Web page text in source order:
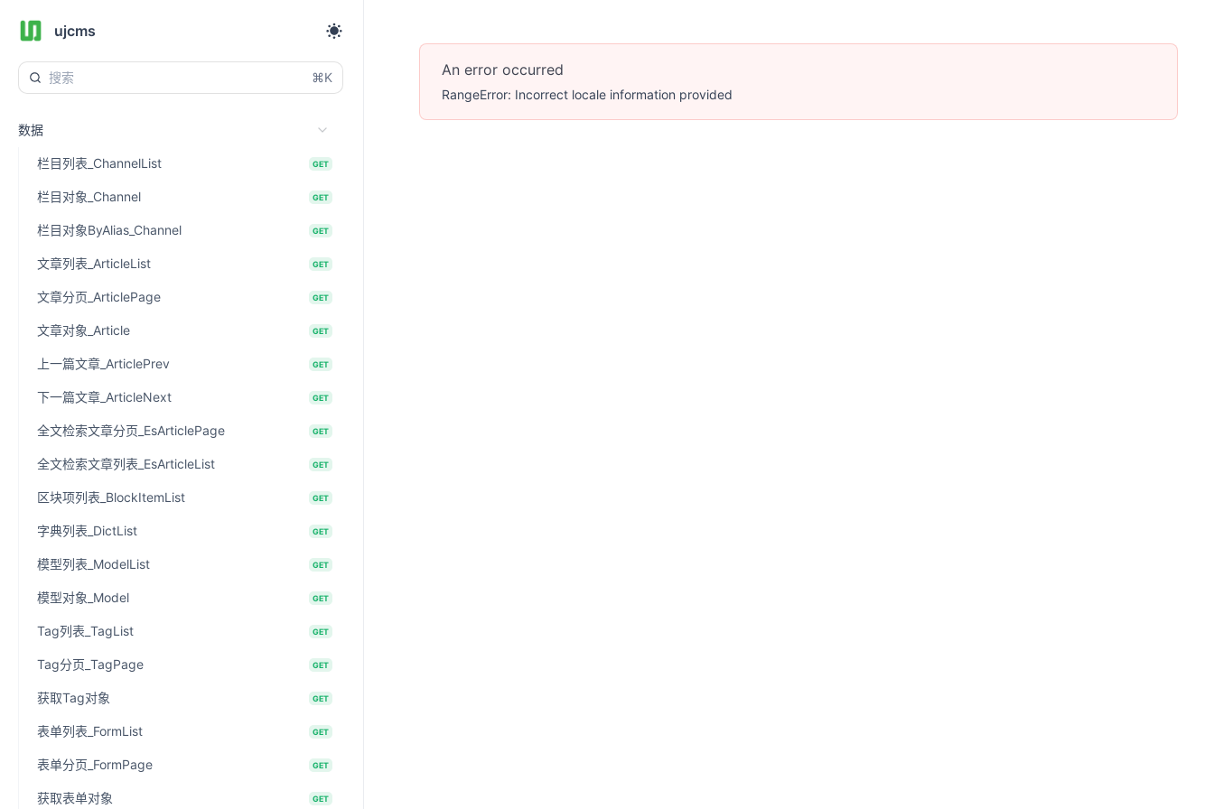
ujcms
⌘K
数据
栏目列表_ChannelList GET
栏目对象_Channel GET
栏目对象ByAlias_Channel GET
文章列表_ArticleList GET
文章分页_ArticlePage GET
文章对象_Article GET
上一篇文章_ArticlePrev GET
下一篇文章_ArticleNext GET
全文检索文章分页_EsArticlePage GET
全文检索文章列表_EsArticleList GET
区块项列表_BlockItemList GET
字典列表_DictList GET
模型列表_ModelList GET
模型对象_Model GET
Tag列表_TagList GET
Tag分页_TagPage GET
获取Tag对象 GET
表单列表_FormList GET
表单分页_FormPage GET
获取表单对象 GET
An error occurred
RangeError: Incorrect locale information provided